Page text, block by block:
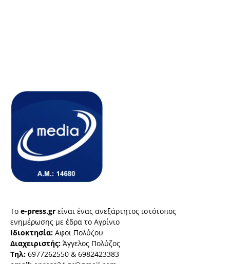
Το e-press.gr είναι ένας ανεξάρτητος ιστότοπος
ενημέρωσης με έδρα το Αγρίνιο
Ιδιοκτησία: Αφοι Πολύζου
Διαχειριστής: Άγγελος Πολύζος
Τηλ: 6977262550 & 6982423383